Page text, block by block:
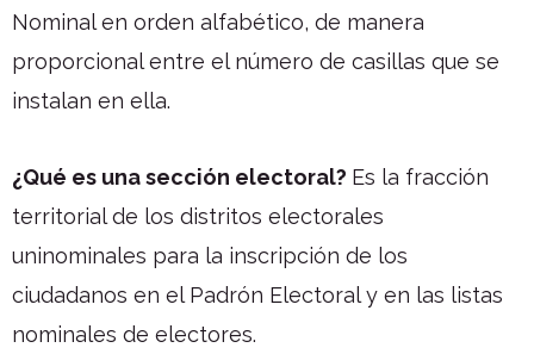
Nominal en orden alfabético, de manera
proporcional entre el número de casillas que se
instalan en ella.
¿Qué es una sección electoral? Es la fracción
territorial de los distritos electorales
uninominales para la inscripción de los
ciudadanos en el Padrón Electoral y en las listas
nominales de electores.